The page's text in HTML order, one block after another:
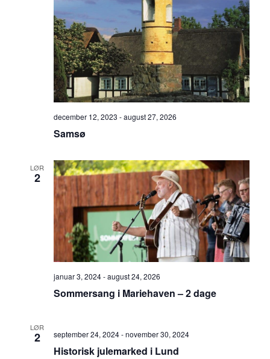
Samsø
december 12, 2023 -august 27, 2026
LØR
2
Sommersang i Mariehaven – 2 dage
januar 3, 2024-august 24, 2026
LØR
2
Historisk julemarked i Lund
september 24, 2024-november 30, 2024